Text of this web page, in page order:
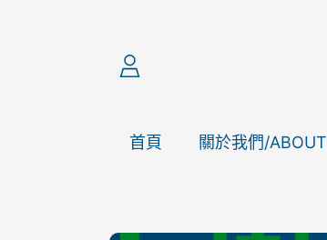
登
入
首頁 關於我們/ABOUT